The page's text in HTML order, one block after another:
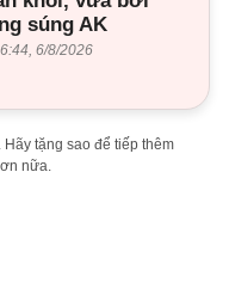
súng AK
6/8/2026
tặng sao để tiếp thêm
nữa.